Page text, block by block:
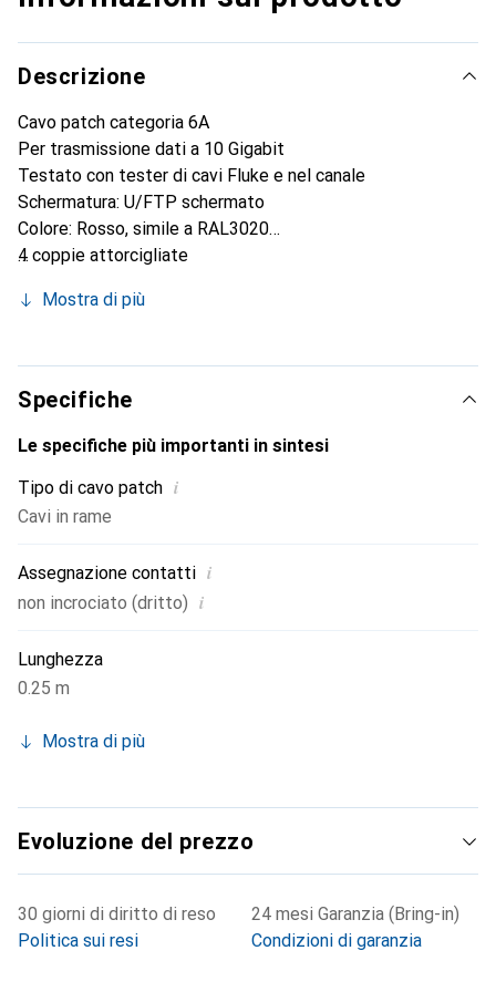
Descrizione
Cavo patch categoria 6A
Per trasmissione dati a 10 Gigabit
Testato con tester di cavi Fluke e nel canale
Schermatura: U/FTP schermato
Colore: Rosso, simile a RAL3020
4 coppie attorcigliate
Materiale di rivestimento: PVC
Design innovativo della terminazione
Mostra di più
Specifiche
Le specifiche più importanti in sintesi
Tipo di cavo patch i
Cavi in rame
Assegnazione contatti i
non incrociato (dritto) i
Lunghezza
0.25 m
Mostra di più
Evoluzione del prezzo
30 giorni di diritto di reso
Politica sui resi
24 mesi Garanzia (Bring-in)
Condizioni di garanzia